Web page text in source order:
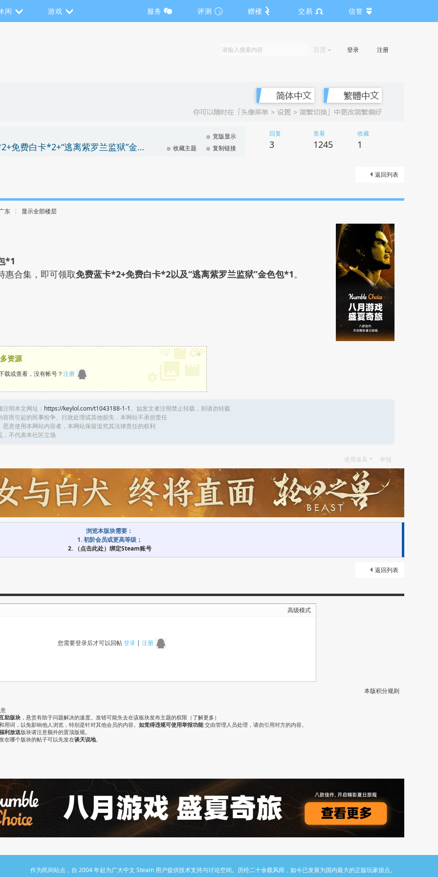
闲 游戏 服务 评测 赠楼 交易 信誉
百度 登录 注册
《炉石传说》游戏内领取追赶包*1、免费蓝卡*2+免费白卡*2+“逃离紫罗兰监狱”金色包*1
宽版显示
收藏主题
复制链接
回复
3
查看
1245
收藏
1
返回列表
东 | 显示全部楼层
*1
惠合集，即可领取免费蓝卡*2+免费白卡*2以及“逃离紫罗兰监狱”金色包*1。
资源
载或查看，没有帐号？注册
×
明本文网址： https://keylol.com/t1043188-1-1。如发文者注明禁止转载，则请勿转载
而引起的民事纷争、行政处理或其他损失，本网站不承担责任
意使用本网站内容者，本网站保留追究其法律责任的权利
，不代表本社区立场
使用道具 举报
浏览本版块需要：
1. 初阶会员或更高等级；
2. （点击此处）绑定Steam账号
返回列表
高级模式
您需要登录后才可以回帖登录| 注册
本版积分规则
助版块 ，悬赏有助于问题解决的速度。发错可能失去在该板块发布主题的权限（ 了解更多 ）
词，以免影响他人浏览，特别是针对其他会员的内容。 如觉得违规可使用举报功能 交由管理人员处理，请勿引用对方的内容。
利放送版块请注意额外的置顶版规。
在哪个版块的帖子可以先发在谈天说地。
作为民间站点，自 2004 年起为广大中文 Steam 用户提供技术支持与讨论空间。历经二十余载风雨，如今已发展为国内最大的正版玩家据点。